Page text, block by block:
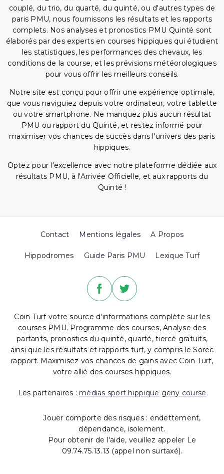
couplé, du trio, du quarté, du quinté, ou d'autres types de
paris PMU, nous fournissons les résultats et les rapports
complets. Nos analyses et pronostics PMU Quinté sont
élaborés par des experts en courses hippiques qui étudient
les statistiques, les performances des chevaux, les
conditions de la course, et les prévisions météorologiques
pour vous offrir les meilleurs conseils.
Notre site est conçu pour offrir une expérience optimale,
que vous naviguiez depuis votre ordinateur, votre tablette
ou votre smartphone. Ne manquez plus aucun résultat
PMU ou rapport du Quinté, et restez informé pour
maximiser vos chances de succès dans l'univers des paris
hippiques.
Optez pour l'excellence avec notre plateforme dédiée aux
résultats PMU, à l'Arrivée Officielle, et aux rapports du
Quinté !
Contact Mentions légales A Propos
Hippodromes Guide Paris PMU Lexique Turf
Coin Turf votre source d'informations complète sur les
courses PMU. Programme des courses, Analyse des
partants, pronostics du quinté, quarté, tiercé gratuits,
ainsi que les résultats et rapports turf, y compris le Sorec
rapport. Maximisez vos chances de gains avec Coin Turf,
votre allié des courses hippiques.
Les partenaires : médias sport hippique geny course
Jouer comporte des risques : endettement,
dépendance, isolement.
Pour obtenir de l'aide, veuillez appeler Le
09.74.75.13.13 (appel non surtaxé).